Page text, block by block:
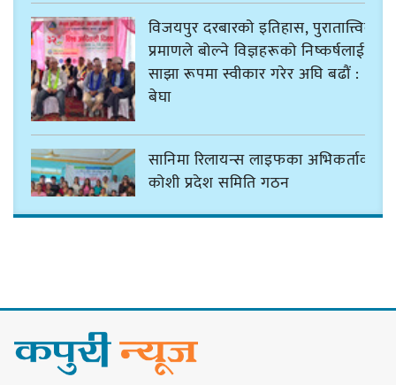
विजयपुर दरबारको इतिहास, पुरातात्त्विक
प्रमाणले बोल्ने विज्ञहरूको निष्कर्षलाई
साझा रूपमा स्वीकार गरेर अघि बढौं :
बेघा
सानिमा रिलायन्स लाइफका अभिकर्ताको
कोशी प्रदेश समिति गठन
फाइभस्टारको सुविधा